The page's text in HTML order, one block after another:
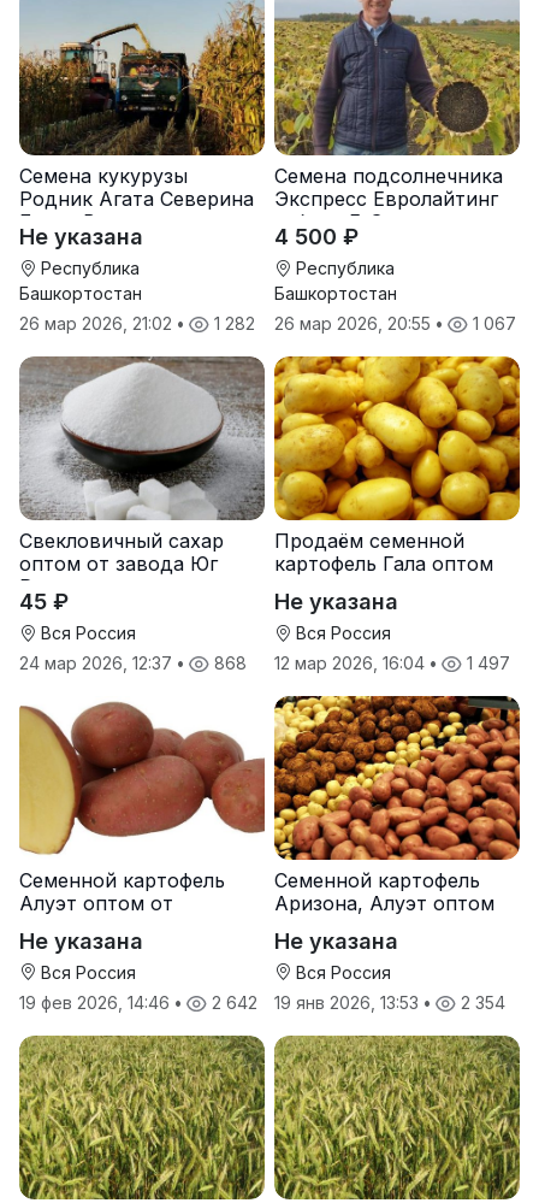
Семена кукурузы
Родник Агата Северина
Берта Вилора
Прохладненский Дарина
Росс Машук Катерина
Не указана
Республика
Башкортостан
26 мар 2026, 21:02 • 1 282
Семена подсолнечника
Экспресс Евролайтинг
гибрид F-G+
4 500 ₽
Республика
Башкортостан
26 мар 2026, 20:55 • 1 067
Свекловичный сахар
оптом от завода Юг
Руси
45 ₽
Вся Россия
24 мар 2026, 12:37 • 868
Продаём семенной
картофель Гала оптом
Не указана
Вся Россия
12 мар 2026, 16:04 • 1 497
Семенной картофель
Алуэт оптом от
Не указана
Вся Россия
19 фев 2026, 14:46 • 2 642
Семенной картофель
Аризона, Алуэт оптом
Не указана
Вся Россия
19 янв 2026, 13:53 • 2 354